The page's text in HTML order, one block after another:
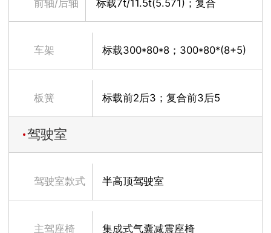
前轴/后轴 标载7t/11.5t(5.571)；复合
车架
标载300*80*8；300*80*(8+5)
板簧 标载前2后3；复合前3后5
驾驶室
驾驶室款式 半高顶驾驶室
主驾座椅 集成式气囊减震座椅